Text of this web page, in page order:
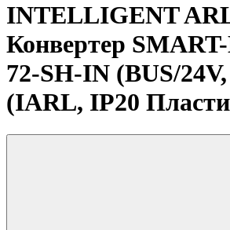
INTELLIGENT
Конвертер
72-SH-IN (BUS/
(IARL, IP20